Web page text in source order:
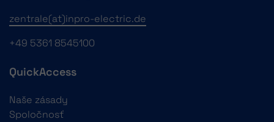
zentrale(at)inpro-electric.de
+49 5361 8545100
QuickAccess
Naše zásady
Spoločnosť